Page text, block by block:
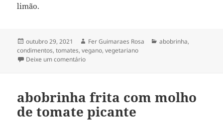
limão.
Publicado
em
outubro 29, 2021 Autor
Fer Guimaraes Rosa Categorias
abobrinha,
condimentos,tomates,vegano,vegetariano
Deixe um comentárioem bolinhos de abobrinha num molho com
abobrinha frita com molho
de tomate picante